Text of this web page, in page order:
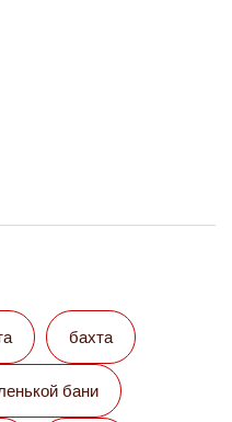
бахта
бани